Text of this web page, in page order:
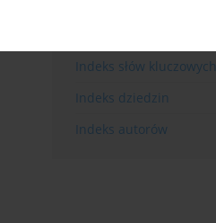
Indeks słów kluczowych
Indeks dziedzin
Indeks autorów